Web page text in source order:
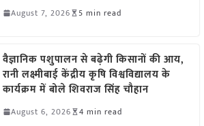
August 7, 2026 5 min read
वैज्ञानिक पशुपालन से बढ़ेगी किसानों की आय,
रानी लक्ष्मीबाई केंद्रीय कृषि विश्वविद्यालय के
कार्यक्रम में बोले शिवराज सिंह चौहान
August 6, 2026 4 min read